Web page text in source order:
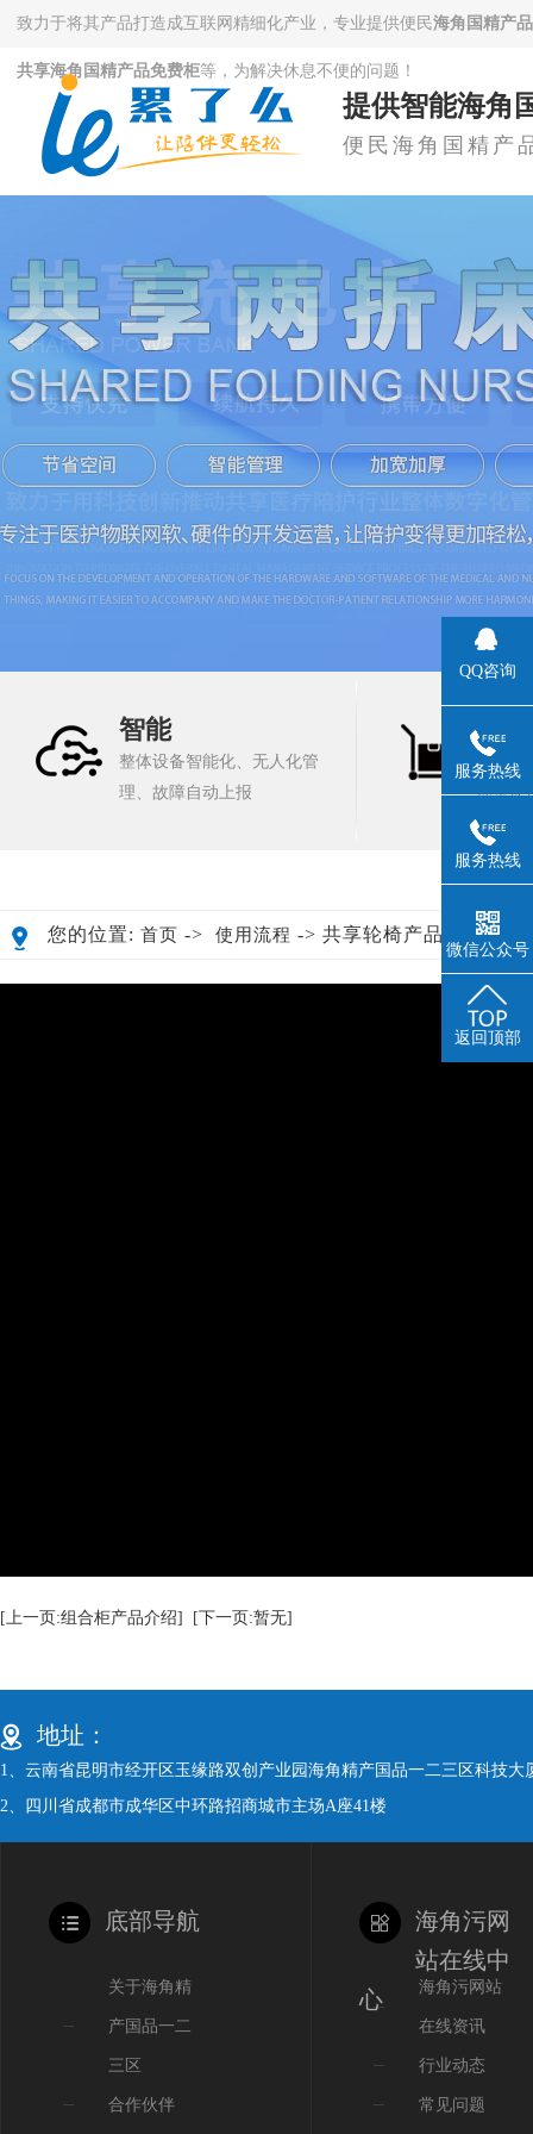
致力于将其产品打造成互联网精细化产业，专业提供便民海角国精产
共享海角国精产品免费柜等，为解决休息不便的问题！
提供智能海角
便民海角国精产
智能
整体设备智能化、无人化管
理、故障自动上报
便携
微信
押金使
您的位置: 首页 -> 使用流程 -> 共享轮椅产品介绍
[上一页:组合柜产品介绍] [下一页:暂无]
地址：
1、云南省昆明市经开区玉缘路双创产业园海角精产国品一二三区科技大
2、四川省成都市成华区中环路招商城市主场A座41楼
底部导航
关于海角精
产国品一二
三区
合作伙伴
海角污网
站在线中
心
海角污网站
在线资讯
行业动态
常见问题
QQ咨询
服务热线
服务热线
微信公众号
返回顶部